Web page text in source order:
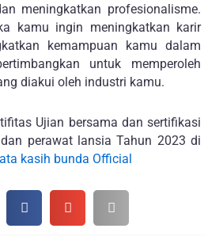
meningkatkan profesionalisme.
kamu ingin meningkatkan karir
kemampuan kamu dalam
untuk memperoleh
diakui oleh industri kamu.
Ujian bersama dan sertifikasi
perawat lansia Tahun 2023 di
kasih bunda Official